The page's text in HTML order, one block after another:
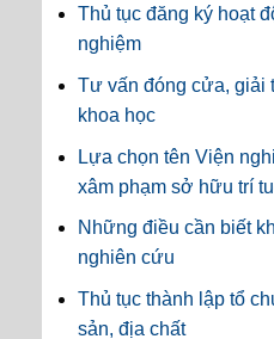
Thủ tục đăng ký hoạt
nghiệm
Tư vấn đóng cửa, giải
khoa học
Lựa chọn tên Viện
xâm phạm sở hữu trí
Những điều cần biết
nghiên cứu
Thủ tục thành lập tổ
sản, địa chất